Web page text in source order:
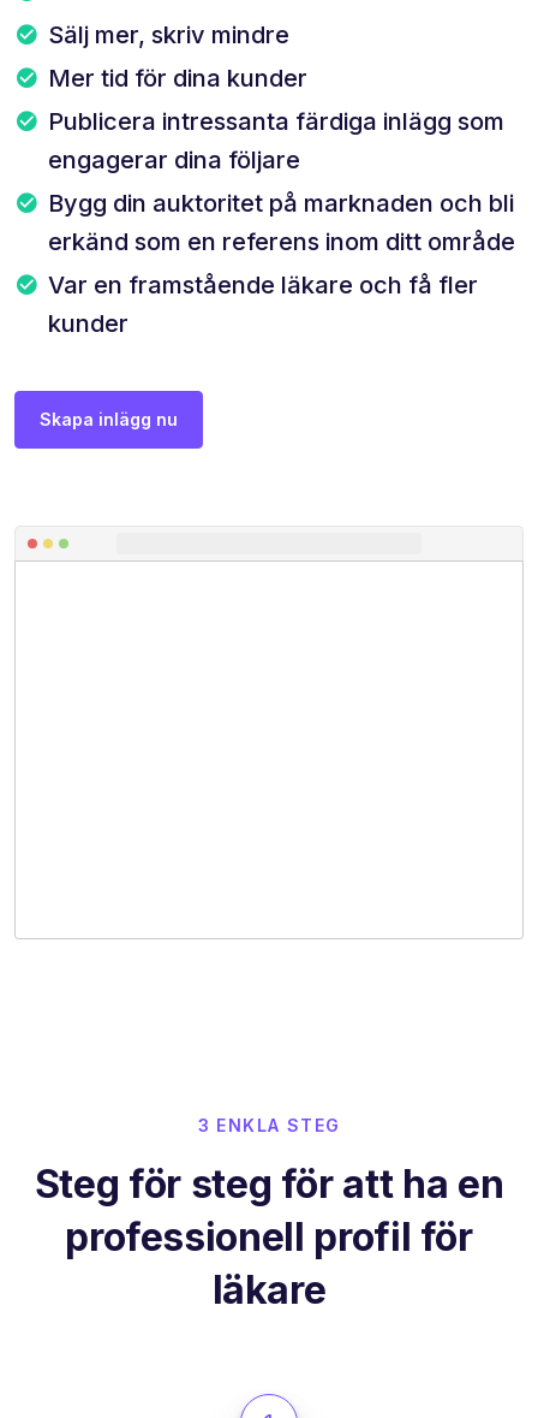
Sälj mer, skriv mindre
Mer tid för dina kunder
Publicera intressanta färdiga inlägg som
engagerar dina följare
Bygg din auktoritet på marknaden och bli
erkänd som en referens inom ditt område
Var en framstående läkare och få fler
kunder
Skapa inlägg nu
3 ENKLA STEG
Steg för steg för att ha en
professionell profil för
läkare